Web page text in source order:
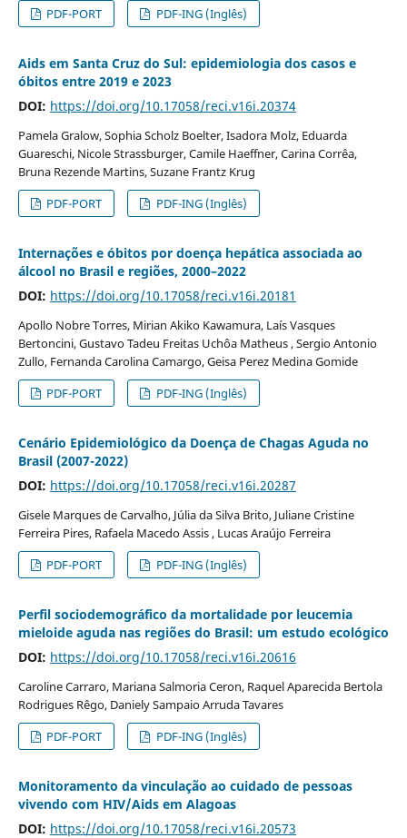
PDF-PORT PDF-ING (Inglês)
Aids em Santa Cruz do Sul: epidemiologia dos casos e
óbitos entre 2019 e 2023
DOI: https://doi.org/10.17058/reci.v16i.20374
Pamela Gralow, Sophia Scholz Boelter, Isadora Molz, Eduarda
Guareschi, Nicole Strassburger, Camile Haeffner, Carina Corrêa,
Bruna Rezende Martins, Suzane Frantz Krug
PDF-PORT
PDF-ING (Inglês)
Internações e óbitos por doença hepática associada ao
álcool no Brasil e regiões, 2000–2022
DOI: https://doi.org/10.17058/reci.v16i.20181
Apollo Nobre Torres, Mirian Akiko Kawamura, Laís Vasques
Bertoncini, Gustavo Tadeu Freitas Uchôa Matheus , Sergio Antonio
Zullo, Fernanda Carolina Camargo, Geisa Perez Medina Gomide
PDF-PORT
PDF-ING (Inglês)
Cenário Epidemiológico da Doença de Chagas Aguda no
Brasil (2007-2022)
DOI: https://doi.org/10.17058/reci.v16i.20287
Gisele Marques de Carvalho, Júlia da Silva Brito, Juliane Cristine
Ferreira Pires, Rafaela Macedo Assis , Lucas Araújo Ferreira
PDF-PORT
PDF-ING (Inglês)
Perfil sociodemográfico da mortalidade por leucemia
mieloide aguda nas regiões do Brasil: um estudo ecológico
DOI: https://doi.org/10.17058/reci.v16i.20616
Caroline Carraro, Mariana Salmoria Ceron, Raquel Aparecida Bertola
Rodrigues Rêgo, Daniely Sampaio Arruda Tavares
PDF-PORT
PDF-ING (Inglês)
Monitoramento da vinculação ao cuidado de pessoas
vivendo com HIV/Aids em Alagoas
DOI: https://doi.org/10.17058/reci.v16i.20573